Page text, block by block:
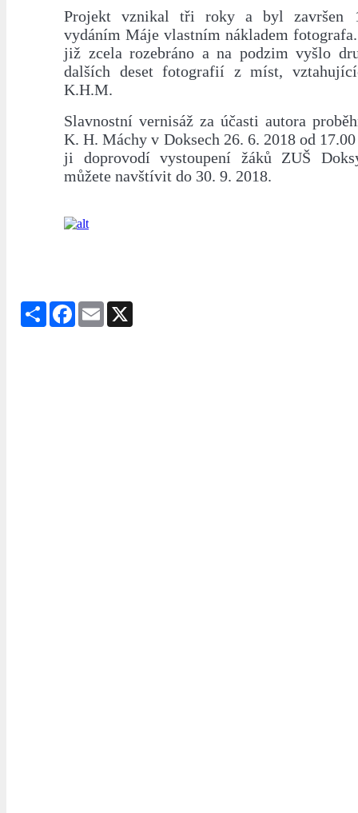
Projekt vznikal tři roky a byl završen
vydáním Máje vlastním nákladem
již zcela rozebráno a na podzim vyšlo
dalších deset fotografií z míst,
K.H.M.
Slavnostní vernisáž za účasti autora
K. H. Máchy v Doksech 26. 6. 2018 od
ji doprovodí vystoupení žáků ZUŠ
můžete navštívit do 30. 9. 2018.
Share Facebook
Email